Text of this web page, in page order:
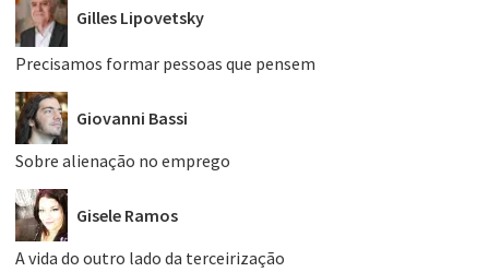
Gilles Lipovetsky
Precisamos formar pessoas que pensem
Giovanni Bassi
Sobre alienação no emprego
Gisele Ramos
A vida do outro lado da terceirização